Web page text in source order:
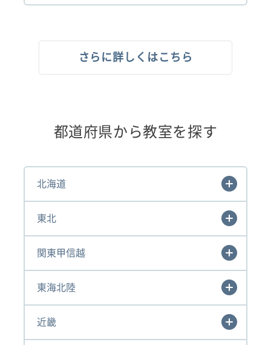
さらに詳しくはこちら
都道府県から教室を探す
北海道
東北
関東甲信越
東海北陸
近畿